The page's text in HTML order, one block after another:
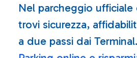
Nel parcheggio
trovi sicurezza,
a due passi dai Terminal.